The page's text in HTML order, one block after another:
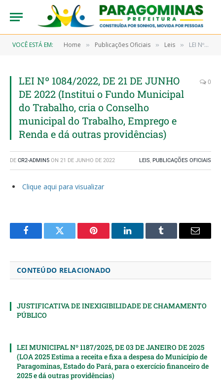
VOCÊ ESTÁ EM: Home » Publicações Oficiais » Leis » LEI Nº 1084/2022, DE 21 DE JUNHO DE 2022 (Institui o Fundo Municipal do Trabalho, cria o Conselho municipal do Trabalho, Emprego e Renda e dá outras providências)
LEI Nº 1084/2022, DE 21 DE JUNHO
DE 2022 (Institui o Fundo Municipal
do Trabalho, cria o Conselho
municipal do Trabalho, Emprego e
Renda e dá outras providências)
0
DE CR2-ADMIN5 ON 21 DE JUNHO DE 2022 LEIS, PUBLICAÇÕES OFICIAIS
Clique aqui para visualizar
FacebookTwitter Pinterest LinkedInTumblr Email
CONTEÚDO RELACIONADO
JUSTIFICATIVA DE INEXIGIBILIDADE DE CHAMAMENTO
PÚBLICO
LEI MUNICIPAL Nº 1187/2025, DE 03 DE JANEIRO DE 2025
(LOA 2025 Estima a receita e fixa a despesa do Município de
Paragominas, Estado do Pará, para o exercício financeiro de
2025 e dá outras providências)